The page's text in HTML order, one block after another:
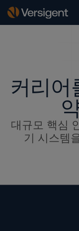
커리어
대규모 핵심
기 시스템